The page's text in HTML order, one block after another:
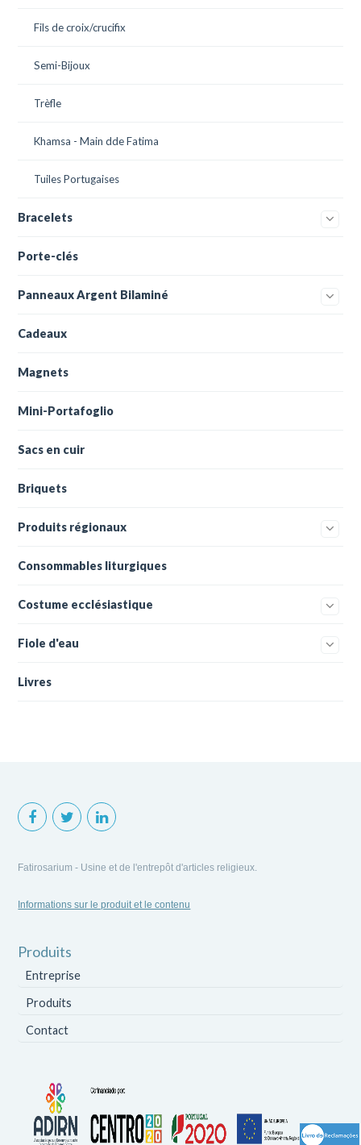
Fils de croix/crucifix
Semi-Bijoux
Trèfle
Khamsa - Main dde Fatima
Tuiles Portugaises
Bracelets
Porte-clés
Panneaux Argent Bilaminé
Cadeaux
Magnets
Mini-Portafoglio
Sacs en cuir
Briquets
Produits régionaux
Consommables liturgiques
Costume ecclésiastique
Fiole d'eau
Livres
Fatirosarium - Usine et de l'entrepôt d'articles religieux.
Informations sur le produit et le contenu
Produits
Entreprise
Produits
Contact